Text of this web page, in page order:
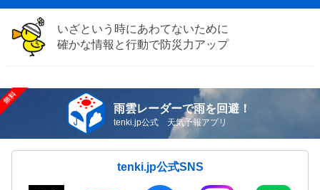
いざという時にあわてないために
確かな情報と行動で防災力アップ
雨雲レーダーで雨を回避！
tenki.jp公式 天気予報アプリ
tenki.jp公式SNS